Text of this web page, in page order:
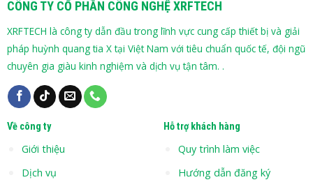
CÔNG TY CỔ PHẦN CÔNG NGHỆ XRFTECH
XRFTECH là công ty dẫn đầu trong lĩnh vực cung cấp thiết bị và giải
pháp huỳnh quang tia X tại Việt Nam với tiêu chuẩn quốc tế, đội ngũ
chuyên gia giàu kinh nghiệm và dịch vụ tận tâm. .
Về công ty
Giới thiệu
Dịch vụ
Hỗ trợ khách hàng
Quy trình làm việc
Hướng dẫn đăng ký